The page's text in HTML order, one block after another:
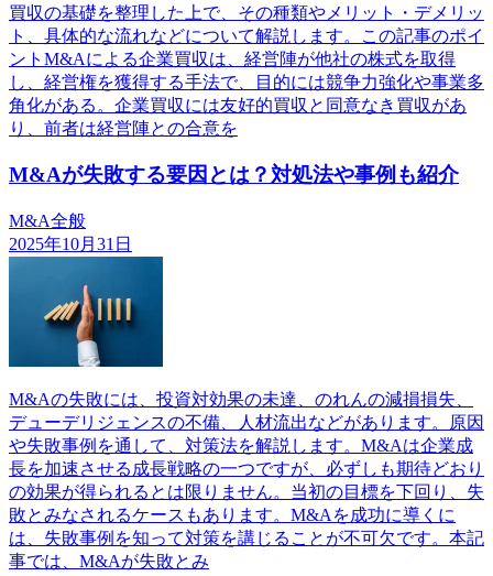
買収の基礎を整理した上で、その種類やメリット・デメリッ
ト、具体的な流れなどについて解説します。この記事のポイ
ントM&Aによる企業買収は、経営陣が他社の株式を取得
し、経営権を獲得する手法で、目的には競争力強化や事業多
角化がある。企業買収には友好的買収と同意なき買収があ
り、前者は経営陣との合意を
M&Aが失敗する要因とは？対処法や事例も紹介
M&A全般
2025年10月31日
M&Aの失敗には、投資対効果の未達、のれんの減損損失、
デューデリジェンスの不備、人材流出などがあります。原因
や失敗事例を通して、対策法を解説します。M&Aは企業成
長を加速させる成長戦略の一つですが、必ずしも期待どおり
の効果が得られるとは限りません。当初の目標を下回り、失
敗とみなされるケースもあります。M&Aを成功に導くに
は、失敗事例を知って対策を講じることが不可欠です。本記
事では、M&Aが失敗とみ